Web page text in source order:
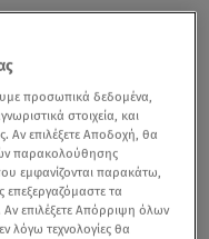
προσωπικά δεδομένα,
στοιχεία, και
επιλέξετε Αποδοχή, θα
παρακολούθησης
εμφανίζονται παρακάτω,
επεξεργαζόμαστε τα
επιλέξετε Απόρριψη όλων
λόγω τεχνολογίες θα